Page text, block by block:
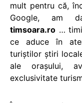
mult pentru că,
Google, am
timsoara.ro …
ce aduce în
turiştilor ştiri
ale oraşului,
exclusivitate